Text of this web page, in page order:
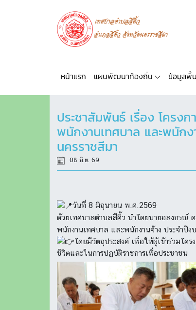
หน้าแรก แผนพัฒนาท้องถิ่น ข้อมูลพื้
ประชาสัมพันธ์ เรื่อง โครง
พนักงานเทศบาล และพนัก
นครราชสีมา
08 มิ.ย. 69
วันที่ 8 มิถุนายน พ.ศ.2569
ด้วยเทศบาลตำบลสีคิ้ว นำโดยนายอลงกรณ์
พนักงานเทศบาล และพนักงานจ้าง ประจำปี
โดยมีวัตถุประสงค์ เพื่อให้ผู้เข้าร่วมโค
ชีวิตและในการปฏบัติราชการเพื่อประชาชน